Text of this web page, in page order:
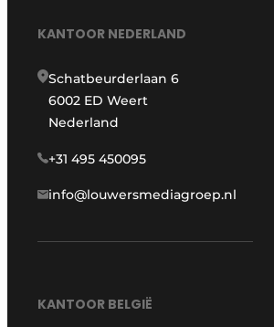
KANTOOR NEDERLAND
Schatbeurderlaan 6
6002 ED Weert
Nederland
+31 495 450095
info@louwersmediagroep.nl
KANTOOR BELGIË